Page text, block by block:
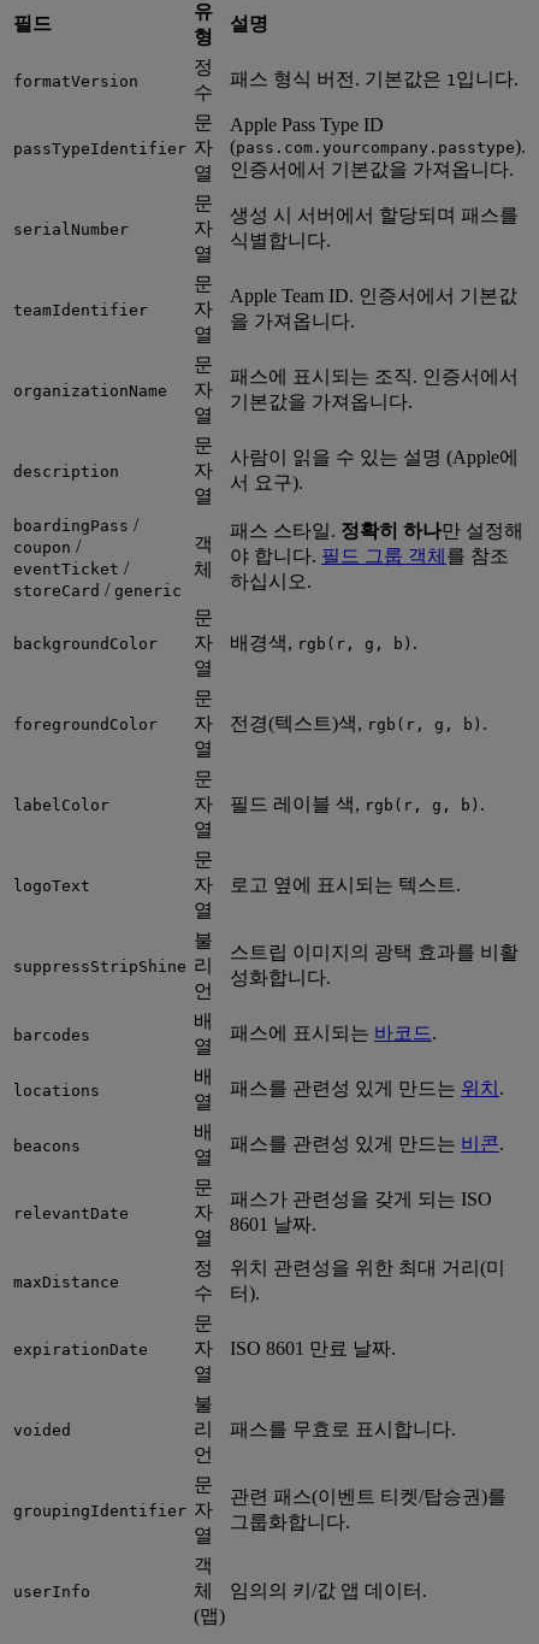
필드
유
형
설명
formatVersion
정
수
패스 형식 버전. 기본값은 1입니다.
passTypeIdentifier
문
자
열
Apple Pass Type ID
(pass.com.yourcompany.passtype).
인증서에서 기본값을 가져옵니다.
serialNumber
문
자
열
생성 시 서버에서 할당되며 패스를
식별합니다.
teamIdentifier
문
자
열
Apple Team ID. 인증서에서 기본값
을 가져옵니다.
organizationName
문
자
열
패스에 표시되는 조직. 인증서에서
기본값을 가져옵니다.
description
문
자
열
사람이 읽을 수 있는 설명 (Apple에
서 요구).
boardingPass /
coupon /
eventTicket /
storeCard / generic
객
체
패스 스타일. 정확히 하나만 설정해
야 합니다. 필드 그룹 객체 를 참조
하십시오.
backgroundColor
문
자
열
배경색, rgb(r, g, b) .
foregroundColor
문
자
열
전경(텍스트)색, rgb(r, g, b) .
labelColor
문
자
열
필드 레이블 색, rgb(r, g, b) .
logoText
문
자
열
로고 옆에 표시되는 텍스트.
suppressStripShine
불
리
언
스트립 이미지의 광택 효과를 비활
성화합니다.
barcodes
배
열
패스에 표시되는 바코드.
locations
배
열
패스를 관련성 있게 만드는 위치 .
beacons
배
열
패스를 관련성 있게 만드는 비콘.
relevantDate
문
자
열
패스가 관련성을 갖게 되는 ISO
8601 날짜.
maxDistance
정
수
위치 관련성을 위한 최대 거리(미
터).
expirationDate
문
자
열
ISO 8601 만료 날짜.
voided
불
리
언
패스를 무효로 표시합니다.
groupingIdentifier
문
자
열
관련 패스(이벤트 티켓/탑승권)를
그룹화합니다.
userInfo
객
체
(맵)
임의의 키/값 앱 데이터.